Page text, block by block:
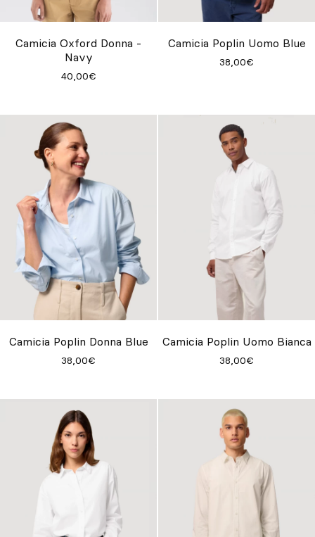
Lasciati ispirare
DE
Camicia Oxford Donna -
Navy
40,00€
Camicia Poplin Uomo Blue
38,00€
Camicia Poplin Donna Blue
38,00€
Camicia Poplin Uomo Bianca
38,00€